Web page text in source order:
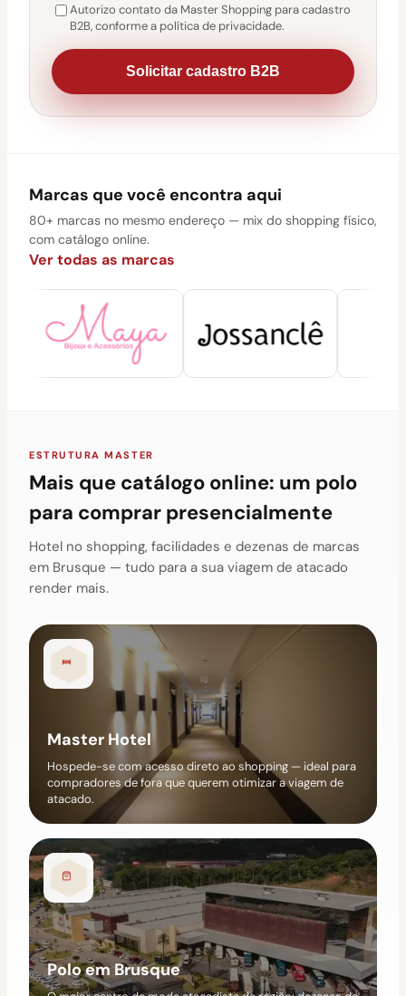
Autorizo contato da Master Shopping para cadastro
B2B, conforme a política de privacidade.
Solicitar cadastro B2B
Marcas que você encontra aqui
80+ marcas no mesmo endereço — mix do shopping físico,
com catálogo online.
Ver todas as marcas
ESTRUTURA MASTER
Mais que catálogo online: um polo
para comprar presencialmente
Hotel no shopping, facilidades e dezenas de marcas
em Brusque — tudo para a sua viagem de atacado
render mais.
Master Hotel
Hospede-se com acesso direto ao shopping — ideal para
compradores de fora que querem otimizar a viagem de
atacado.
Polo em Brusque